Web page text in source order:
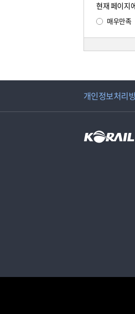
현재 페이지
매우만족
개인정보처리